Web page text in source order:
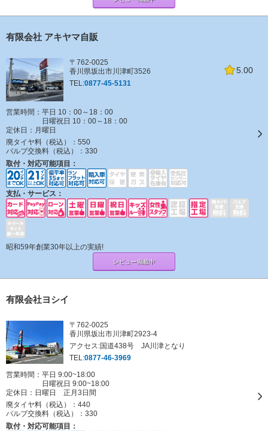
有限会社 アキヤマ自販
5.00
〒762-0025
香川県坂出市川津町3526
TEL:0877-45-5131
営業時間：平日 10：00～18：00
日曜祝日 10：00～18：00
定休日： 月曜日
廃タイヤ料（税込）： 550
バルブ交換料（税込）： 330
取付・対応可能項目：
支払・サービス：
昭和59年創業30年以上の実績!
レビュー掲載中
有限会社ヨシイ
〒762-0025
香川県坂出市川津町2923-4
アクセス:国道438号 JA川津となり
TEL:0877-46-3969
営業時間：平日 9:00~18:00
日曜祝日 9:00~18:00
定休日： 日曜日 正月3日間
廃タイヤ料（税込）： 440
バルブ交換料（税込）： 330
取付・対応可能項目：